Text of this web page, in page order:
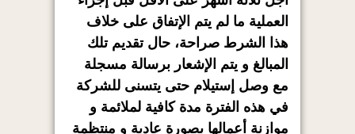
العملية ما لم يتم الإتفاق على خلاف
هذا الشرط صراحة، حال تقديم تلك
المبالغ و يتم الإشعار برسالة مسجلة
مع وصل إستيلام حتى يتسنى للشركة
في هذه الفترة مدة كافية لملائمة و
موازنة أعمالها بصورة عادية و منتظمة